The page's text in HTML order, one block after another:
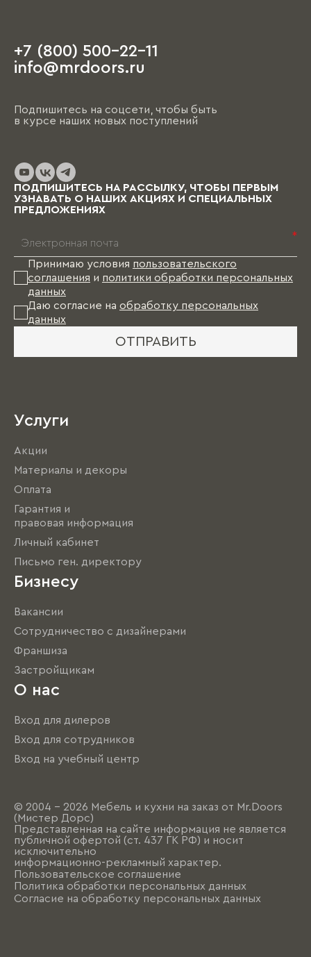
+7 (800) 500-22-11
info@mrdoors.ru
Подпишитесь на соцсети, чтобы быть
в курсе наших новых поступлений
ПОДПИШИТЕСЬ НА РАССЫЛКУ, ЧТОБЫ ПЕРВЫМ
УЗНАВАТЬ О НАШИХ АКЦИЯХ И СПЕЦИАЛЬНЫХ
ПРЕДЛОЖЕНИЯХ
*
Принимаю условия пользовательского
соглашения и политики обработки персональных
данных
Даю согласие на обработку персональных
данных
ОТПРАВИТЬ
Услуги
Акции
Материалы и декоры
Оплата
Гарантия и
правовая информация
Личный кабинет
Письмо ген. директору
Бизнесу
Вакансии
Сотрудничество с дизайнерами
Франшиза
Застройщикам
О нас
Вход для дилеров
Вход для сотрудников
Вход на учебный центр
© 2004 - 2026 Мебель и кухни на заказ от Mr.Doors
(Мистер Дорс)
Представленная на сайте информация не является
публичной офертой (ст. 437 ГК РФ) и носит
исключительно
информационно-рекламный характер.
Пользовательское соглашение
Политика обработки персональных данных
Согласие на обработку персональных данных